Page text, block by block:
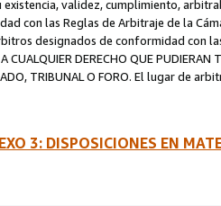
existencia, validez, cumplimiento,
con las Reglas de Arbitraje de la
designados de conformidad con las
CUALQUIER DERECHO QUE
TRIBUNAL O FORO. El lugar de
3: DISPOSICIONES EN